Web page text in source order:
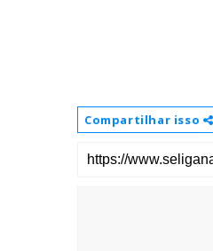
Compartilhar isso